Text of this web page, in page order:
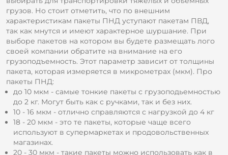
грузов. Но стоит отметить, что по внешним
характеристикам пакеты ПНД уступают пакетам ПВД,
так как мнутся и имеют характерное шуршание. При
выборе пакетов на котором вы будете размещать лого
своей компании обратите на внимание на его
грузоподъемность. Этот параметр зависит от толщины
пакета, которая измеряется в микрометрах (мкм). Про
пакеты ПНД:
до 10 мкм - самые тонкие пакеты с грузоподьемностью
до 2 кг. Могут быть как с ручками, так и без них.
10 - 16 мкм - отлично справляются с нагрузкой до 4 кг
18 - 20 мкм - это те пакеты, которые чаще всего
используют в супермаркетах и продовольственных
магазинах.
20 - 30 мкм - такие пакеты можно использовать как в